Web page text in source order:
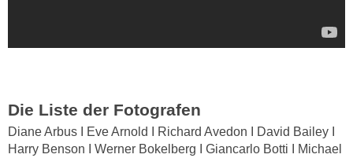
Die Liste der Fotografen
Diane Arbus I Eve Arnold I Richard Avedon I David Bailey I
Harry Benson I Werner Bokelberg I Giancarlo Botti I Michael